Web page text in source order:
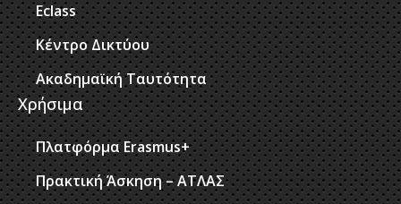
Eclass
Κέντρο Δικτύου
Ακαδημαϊκή Ταυτότητα
Χρήσιμα
Πλατφόρμα Erasmus+
Πρακτική Άσκηση – ΑΤΛΑΣ